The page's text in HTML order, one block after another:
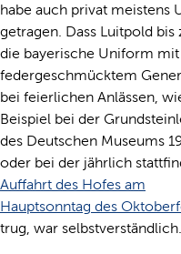
habe auch privat meistens
getragen. Dass Luitpold bis
die bayerische Uniform mit
federgeschmücktem
bei feierlichen Anlässen,
Beispiel bei der
des Deutschen Museums
oder bei der jährlich
Auffahrt des Hofes am
Hauptsonntag des
trug, war selbstverständlich.